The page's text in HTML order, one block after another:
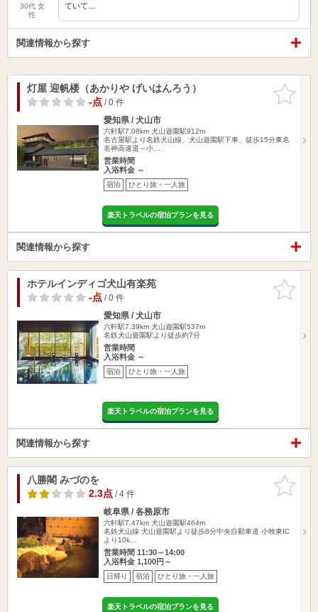
30代 女
性
ていて…
関連情報から探す
お気に入
りに追加
灯屋 迎帆楼（あかりや げいはんろう）
-点/ 0 件
愛知県 / 犬山市
六軒駅7.08km 犬山遊園駅912m
名古屋駅より名鉄犬山線、犬山遊園駅下車、徒歩15分東名
名神高速道～小…
営業時間
入浴料金 ～
宿泊 ひとり旅・一人旅
楽天トラベルの宿泊プランを見る
関連情報から探す
お気に入
りに追加
ホテルインディゴ犬山有楽苑
-点/ 0 件
愛知県 / 犬山市
六軒駅7.39km 犬山遊園駅537m
名鉄犬山遊園駅より徒歩約7分
営業時間
入浴料金 ～
宿泊 ひとり旅・一人旅
楽天トラベルの宿泊プランを見る
関連情報から探す
お気に入
りに追加
八勝閣 みづのを
2.3点/ 4 件
岐阜県 / 各務原市
六軒駅7.47km 犬山遊園駅464m
名鉄犬山線 犬山遊園駅より徒歩8分中央自動車道 小牧東IC
より10k…
営業時間 11:30～14:00
入浴料金 1,100円～
日帰り 宿泊 ひとり旅・一人旅
楽天トラベルの宿泊プランを見る